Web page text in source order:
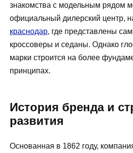
знакомства с модельным рядом
официальный дилерский центр,
краснодар, где представлены
кроссоверы и седаны. Однако
марки строится на более
принципах.
История бренда и
развития
Основанная в 1862 году,